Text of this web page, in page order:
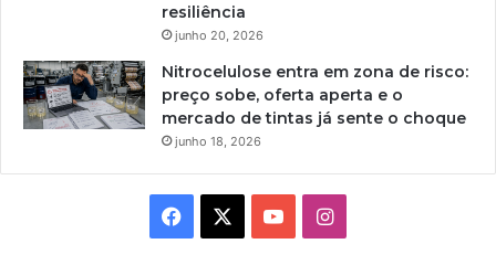
resiliência
junho 20, 2026
Nitrocelulose entra em zona de risco:
preço sobe, oferta aperta e o
mercado de tintas já sente o choque
junho 18, 2026
Facebook YouTubeInstagram